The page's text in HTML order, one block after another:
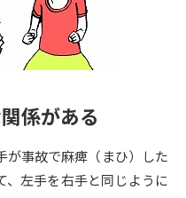
大学入学共通テスト「受験案
内」の請求
高等学校卒業程度認定試験
小学校教員資格認定試験
係がある
が事故で麻痺（まひ）した
、左手を右手と同じように